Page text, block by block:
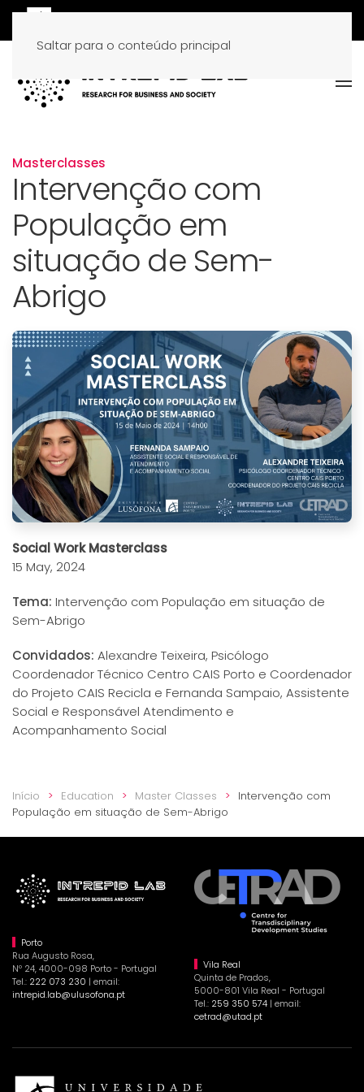
Saltar para o conteúdo principal
Masterclasses
Intervenção com
População em
situação de Sem-
Abrigo
Social Work Masterclass
15 May, 2024
Tema: Intervenção com População em situação de
Sem-Abrigo
Convidados: Alexandre Teixeira, Psicólogo
Coordenador Técnico Centro CAIS Porto e Coordenador
do Projeto CAIS Recicla e Fernanda Sampaio, Assistente
Social e Responsável Atendimento e
Acompanhamento Social
Início Education Master Classes
Intervenção com
População em situação de Sem-Abrigo
Porto
Rua Augusto Rosa,
Nº 24, 4000-098 Porto - Portugal
Tel.: 222 073 230 | email:
intrepid.lab@ulusofona.pt
Vila Real
Quinta de Prados,
5000-801 Vila Real - Portugal
Tel.: 259 350 574 | email:
cetrad@utad.pt